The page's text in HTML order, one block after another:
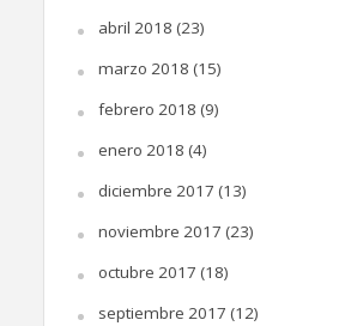
abril 2018 (23)
marzo 2018 (15)
febrero 2018 (9)
enero 2018 (4)
diciembre 2017 (13)
noviembre 2017 (23)
octubre 2017 (18)
septiembre 2017 (12)